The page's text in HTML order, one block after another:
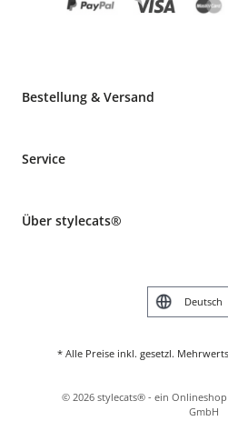
Bestellung & Versand
Informationen zur Lieferung
Produkte reklamieren und
Service
Tierkrankenversicherung
Über stylecats®
* Alle Preise inkl. gesetzl.
© 2026 stylecats® - ein
GmbH